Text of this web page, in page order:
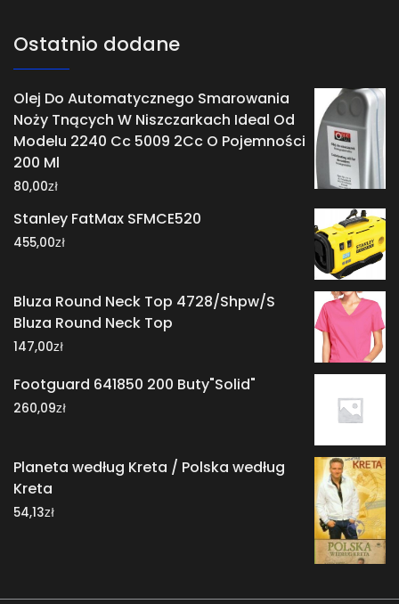
Ostatnio dodane
Olej Do Automatycznego Smarowania
Noży Tnących W Niszczarkach Ideal Od
Modelu 2240 Cc 5009 2Cc O Pojemności
200 Ml
80,00zł
Stanley FatMax SFMCE520
455,00zł
Bluza Round Neck Top 4728/Shpw/S
Bluza Round Neck Top
147,00zł
Footguard 641850 200 Buty"Solid"
260,09zł
Planeta według Kreta / Polska według
Kreta
54,13zł